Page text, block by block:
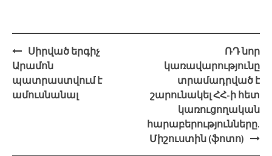
Post
navigation
Սիրված երգիչ
Արամոն
պատրաստվում է
ամուսնանալ
ՌԴ նոր
կառավարությունը
տրամադրված է
շարունակել ՀՀ-ի հետ
կառուցողական
հարաբերությունները.
Միշուստին (ֆոտո)